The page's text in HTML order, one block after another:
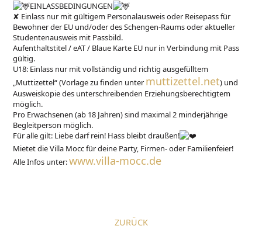
EINLASSBEDINGUNGEN
✘ Einlass nur mit gültigem Personalausweis oder Reisepass für
Bewohner der EU und/oder des Schengen-Raums oder aktueller
Studentenausweis mit Passbild.
Aufenthaltstitel / eAT / Blaue Karte EU nur in Verbindung mit Pass
gültig.
U18: Einlass nur mit vollständig und richtig ausgefülltem
„Muttizettel“ (Vorlage zu finden unter muttizettel.net) und
Ausweiskopie des unterschreibenden Erziehungsberechtigtem
möglich.
Pro Erwachsenen (ab 18 Jahren) sind maximal 2 minderjährige
Begleitperson möglich.
Für alle gilt: Liebe darf rein! Hass bleibt draußen!
Mietet die Villa Mocc für deine Party, Firmen- oder Familienfeier!
Alle Infos unter:www.villa-mocc.de
ZURÜCK